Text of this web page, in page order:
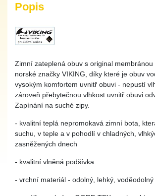
Popis
Zimní zateplená obuv s original membránou
norské značky VIKING, díky které je obuv
vysokým komfortem uvnitř obuvi - nepustí
zároveň přebytečnou vlhkost uvnitř obuvi
Zapínání na suché zipy.
- kvalitní teplá nepromokavá zimní bota,
suchu, v teple a v pohodlí v chladných,
zasněžených dnech
- kvalitní vlněná podšívka
- vrchní materiál - odolný, lehký,